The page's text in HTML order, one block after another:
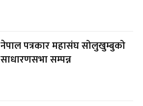
नेपाल पत्रकार महासंघ सोलुखुम्बुको
साधारणसभा सम्पन्न